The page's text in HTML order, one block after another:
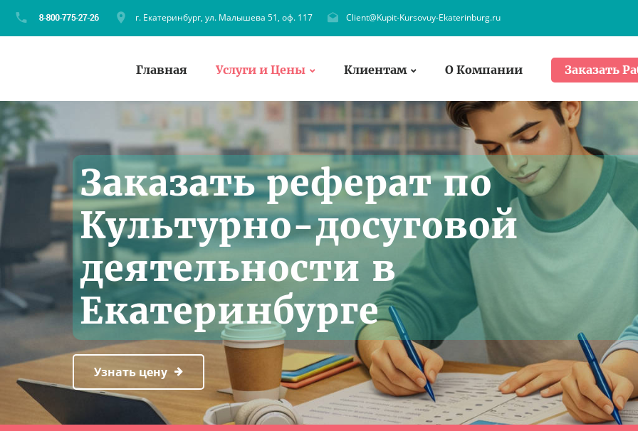
г. Екатеринбург, ул. Малышева 51, оф. 117 Client@Kupit-Kursovuy-Ekaterinburg.ru
Главная Услуги и Цены Клиентам О Компании Заказать
Заказать реферат по
Культурно-досуговой
деятельности в
Екатеринбурге
Узнать цену